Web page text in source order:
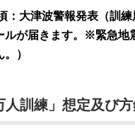
：大津波警報発表（訓
ルが届きます。※緊急地
）
人訓練」想定及び